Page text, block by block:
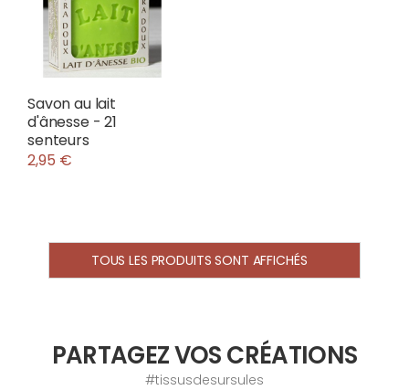
Savon au lait
d'ânesse - 21
senteurs
2,95 €
TOUS LES PRODUITS SONT AFFICHÉS
PARTAGEZ VOS CRÉATIONS
#tissusdesursules